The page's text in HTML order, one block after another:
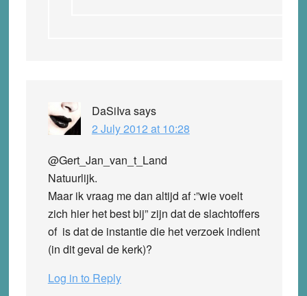
DaSiIvasays
2 July 2012 at 10:28
@Gert_Jan_van_t_Land
Natuurlijk.
Maar ik vraag me dan altijd af :”wie voelt
zich hier het best bij” zijn dat de slachtoffers
of is dat de instantie die het verzoek indient
(in dit geval de kerk)?
Log in to Reply